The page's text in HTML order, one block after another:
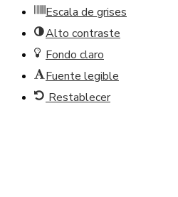
Escala de grises
Alto contraste
Fondo claro
Fuente legible
Restablecer